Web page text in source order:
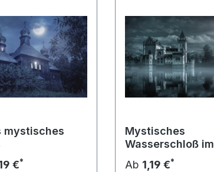
mystisches
€*
Mystisches
Wasserschloß im
Mondlicht
Ab 1,19 €*